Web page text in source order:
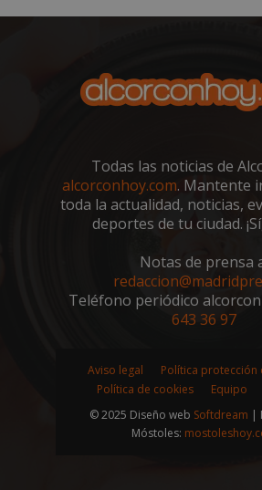
Todas las noticias de
alcorconhoy.com. Mantente
toda la actualidad, noticias,
deportes de tu ciudad.
Notas de prensa
Teléfono periódico
643 36 97
Aviso legal
Política protección
Política de cookies
Equipo
© 2025 Diseño web Softdream |
Móstoles:
VISITOR_PRIVACY_METADATA
sp_t